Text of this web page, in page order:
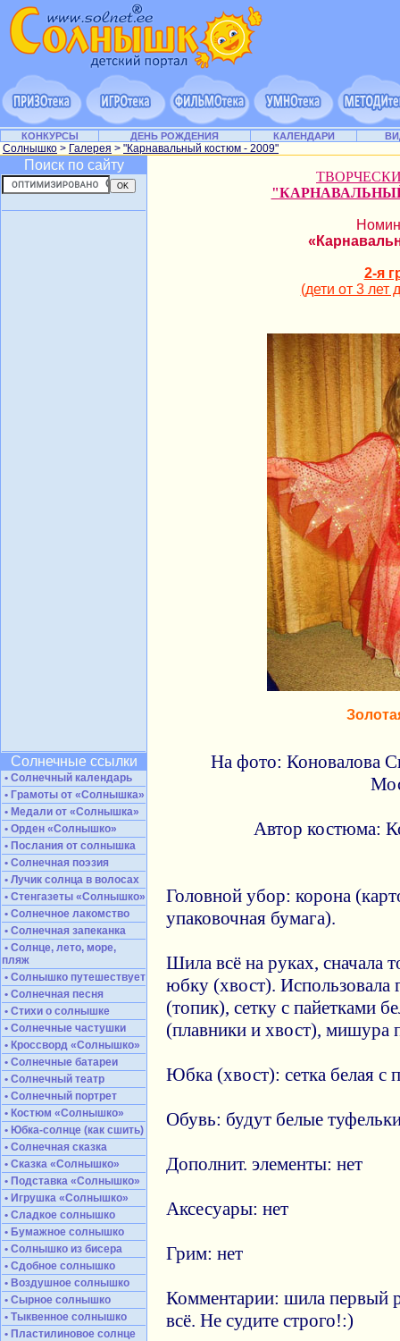
КОНКУРСЫ ДЕНЬ РОЖДЕНИЯ КАЛЕНДАРИ
Солнышко > Галерея > "Карнавальный костюм - 2009"
Поиск по сайту
Солнечные ссылки
• Солнечный календарь
• Грамоты от «Солнышка»
• Медали от «Солнышка»
• Орден «Солнышко»
• Послания от солнышка
• Солнечная поэзия
• Лучик солнца в волосах
• Стенгазеты «Солнышко»
• Солнечное лакомство
• Солнечная запеканка
• Солнце, лето, море,
пляж
• Солнышко путешествует
• Солнечная песня
• Стихи о солнышке
• Солнечные частушки
• Кроссворд «Солнышко»
• Солнечные батареи
• Солнечный театр
• Солнечный портрет
• Костюм «Солнышко»
• Юбка-солнце (как сшить)
• Солнечная сказка
• Сказка «Солнышко»
• Подставка «Солнышко»
• Игрушка «Солнышко»
• Сладкое солнышко
• Бумажное солнышко
• Солнышко из бисера
• Сдобное солнышко
• Воздушное солнышко
• Сырное солнышко
• Тыквенное солнышко
• Пластилиновое солнце
2-я
(дети от 3 лет
На фото: Коновалова
Автор костюма:
Головной убор: корона
упаковочная бумага).
Шила всё на руках, сначала
юбку (хвост). Использовала
(топик), сетку с пайетками
(плавники и хвост), мишура
Юбка (хвост): сетка белая с
Обувь: будут белые
Дополнит. элементы: нет
Аксесуары: нет
Грим: нет
Комментарии: шила первый
всё. Не судите строго!:)